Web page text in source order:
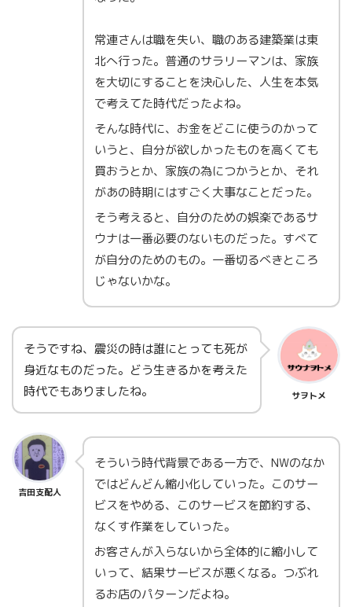
常連さんは職を失い、職のある建築業は東
北へ行った。普通のサラリーマンは、家族
を大切にすることを決心した、人生を本気
で考えてた時代だったよね。
そんな時代に、お金をどこに使うのかって
いうと、自分が欲しかったものを高くても
買おうとか、家族の為につかうとか、それ
があの時期にはすごく大事なことだった。
そう考えると、自分のための娯楽であるサ
ウナは一番必要のないものだった。すべて
が自分のためのもの。一番切るべきところ
じゃないかな。
そうですね、震災の時は誰にとっても死が
身近なものだった。どう生きるかを考えた
時代でもありましたね。
サヲトメ
吉田支配人
そういう時代背景である一方で、NWのなか
ではどんどん縮小化していった。このサー
ビスをやめる、このサービスを節約する、
なくす作業をしていった。
お客さんが入らないから全体的に縮小して
いって、結果サービスが悪くなる。つぶれ
るお店のパターンだよね。